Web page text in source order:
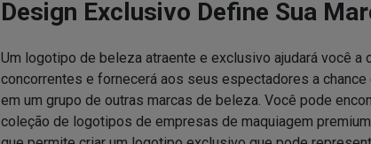
Design Exclusivo Define Sua
Um logotipo de beleza atraente e exclusivo ajudará você a
concorrentes e fornecerá aos seus espectadores a chance
em um grupo de outras marcas de beleza. Você pode
coleção de logotipos de empresas de maquiagem